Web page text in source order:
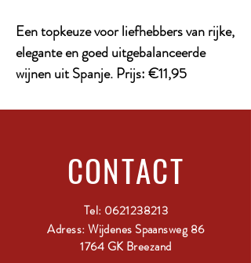
Een topkeuze voor liefhebbers van rijke,
elegante en goed uitgebalanceerde
wijnen uit Spanje. Prijs: €11,95
CONTACT
Tel: 0621238213
Adress: Wijdenes Spaansweg 86
1764 GK Breezand